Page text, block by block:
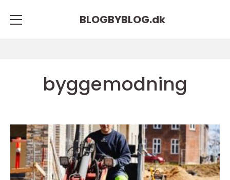
BLOGBYBLOG.dk
byggemodning